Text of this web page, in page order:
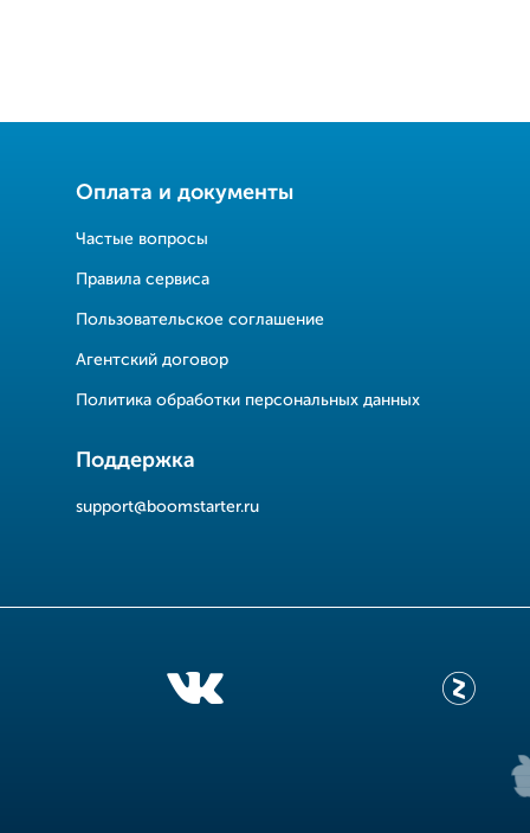
Оплата и документы
Частые вопросы
Правила сервиса
Пользовательское соглашение
Агентский договор
Политика обработки персональных данных
Поддержка
support@boomstarter.ru